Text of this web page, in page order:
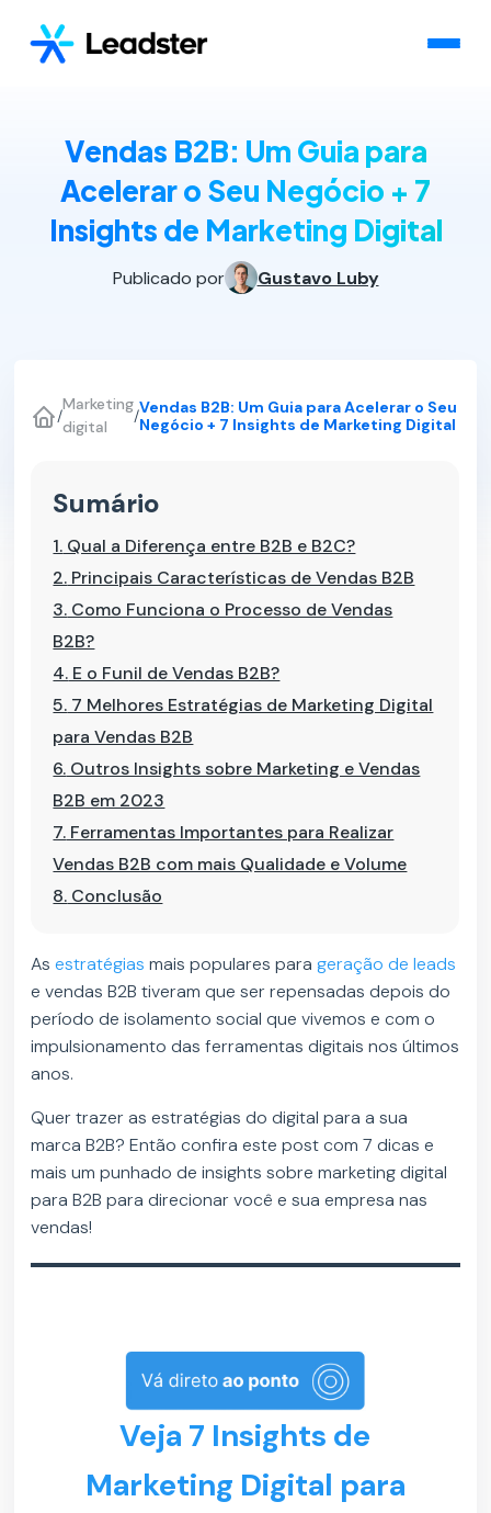
Vendas B2B: Um Guia para
Acelerar o Seu Negócio + 7
Insights de Marketing Digital
Publicado por Gustavo Luby
/
Marketing
digital
/Vendas B2B: Um Guia para Acelerar o Seu
Negócio + 7 Insights de Marketing Digital
Sumário
1. Qual a Diferença entre B2B e B2C?
2. Principais Características de Vendas B2B
3. Como Funciona o Processo de Vendas
B2B?
4. E o Funil de Vendas B2B?
5. 7 Melhores Estratégias de Marketing Digital
para Vendas B2B
6. Outros Insights sobre Marketing e Vendas
B2B em 2023
7. Ferramentas Importantes para Realizar
Vendas B2B com mais Qualidade e Volume
8. Conclusão
Asestratégias mais populares parageração de leads
e vendas B2B tiveram que ser repensadas depois do
período de isolamento social que vivemos e com o
impulsionamento das ferramentas digitais nos últimos
anos.
Quer trazer as estratégias do digital para a sua
marca B2B? Então confira este post com 7 dicas e
mais um punhado de insights sobre marketing digital
para B2B para direcionar você e sua empresa nas
vendas!
Veja 7 Insights de
Marketing Digital para